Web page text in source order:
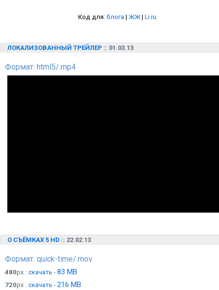
Код для: блога | ЖЖ | Li.ru
ЛОКАЛИЗОВАННЫЙ ТРЕЙЛЕР :: 01.03.13
Формат: html5/.mp4
О СЪЁМКАХ 5 HD :: 22.02.13
Формат: quick-time/.mov
480px : скачать - 83 MB
720px : скачать - 216 MB